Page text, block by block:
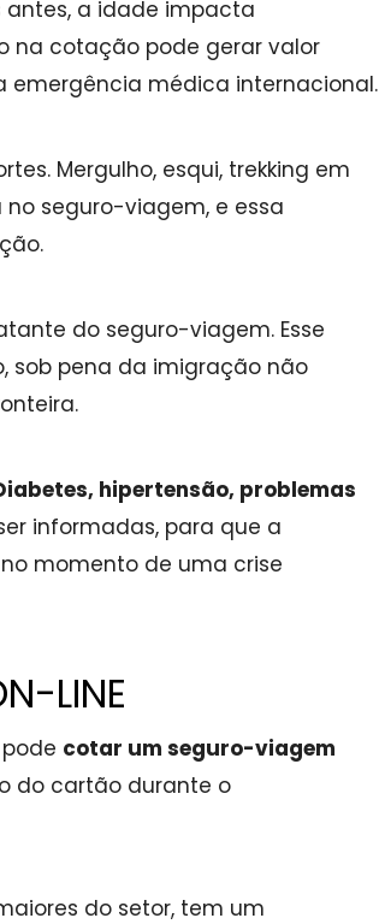
a idade impacta
na cotação pode gerar valor
emergência médica internacional.
Mergulho, esqui, trekking em
seguro-viagem, e essa
do seguro-viagem. Esse
sob pena da imigração não
hipertensão, problemas
informadas, para que a
momento de uma crise
LINE
cotar um seguro-viagem
do cartão durante o
do setor, tem um